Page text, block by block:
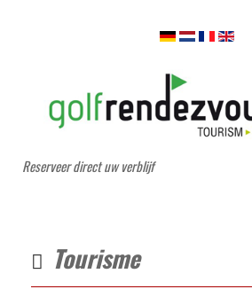
Reserveer direct uw verblijf
Tourisme